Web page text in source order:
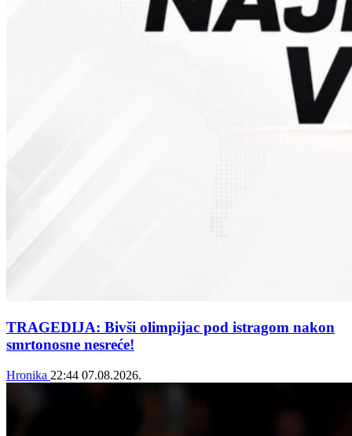
TRAGEDIJA: Bivši olimpijac pod istragom nakon
smrtonosne nesreće!
Hronika 22:44 07.08.2026.